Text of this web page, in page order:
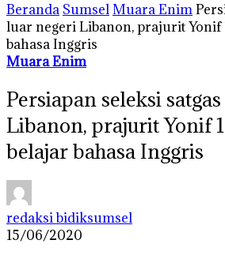
Beranda SumselMuara Enim
luar negeri Libanon, prajurit Yonif
bahasa Inggris
Muara Enim
Persiapan seleksi
Libanon, prajurit Yonif
belajar bahasa Inggris
redaksi bidiksumsel
15/06/2020